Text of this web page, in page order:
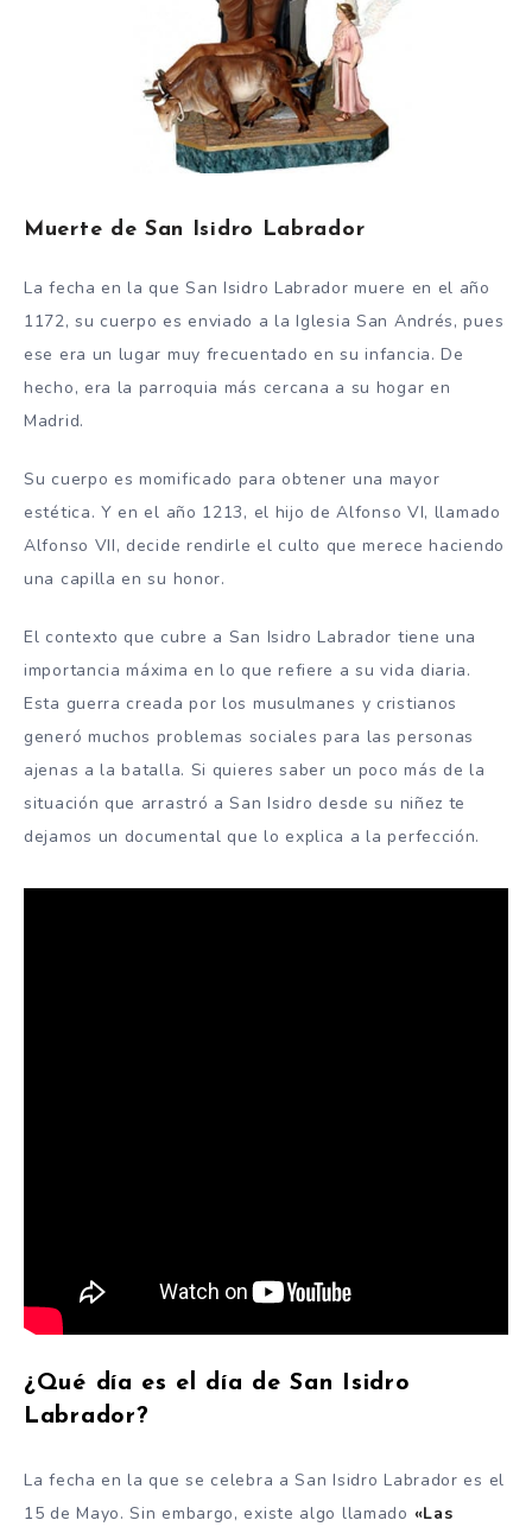
Muerte de San Isidro Labrador
La fecha en la que San Isidro Labrador muere en el año
1172, su cuerpo es enviado a la Iglesia San Andrés, pues
ese era un lugar muy frecuentado en su infancia. De
hecho, era la parroquia más cercana a su hogar en
Madrid.
Su cuerpo es momificado para obtener una mayor
estética. Y en el año 1213, el hijo de Alfonso VI, llamado
Alfonso VII, decide rendirle el culto que merece haciendo
una capilla en su honor.
El contexto que cubre a San Isidro Labrador tiene una
importancia máxima en lo que refiere a su vida diaria.
Esta guerra creada por los musulmanes y cristianos
generó muchos problemas sociales para las personas
ajenas a la batalla. Si quieres saber un poco más de la
situación que arrastró a San Isidro desde su niñez te
dejamos un documental que lo explica a la perfección.
¿Qué día es el día de San Isidro
Labrador?
La fecha en la que se celebra a San Isidro Labrador es el
15 de Mayo. Sin embargo, existe algo llamado «Las